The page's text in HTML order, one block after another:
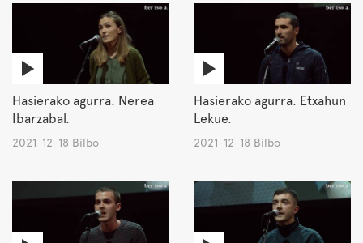
Hasierako agurra. Nerea
Ibarzabal.
2021-12-18 Bilbo
Hasierako agurra. Etxahun
Lekue.
2021-12-18 Bilbo